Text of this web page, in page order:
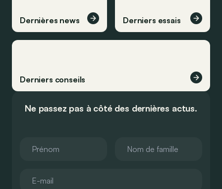
Dernières news Derniers essais
Derniers conseils
Ne passez pas à côté des dernières actus.